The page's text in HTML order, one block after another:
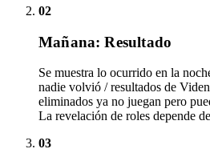
02
Mañana: Resultado
Se muestra lo ocurrido en la
nadie volvió / resultados de
eliminados ya no juegan pero
La revelación de roles depende
03